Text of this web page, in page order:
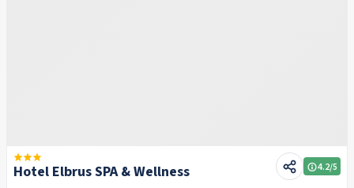
Hotel Elbrus SPA & Wellness 4.2/5